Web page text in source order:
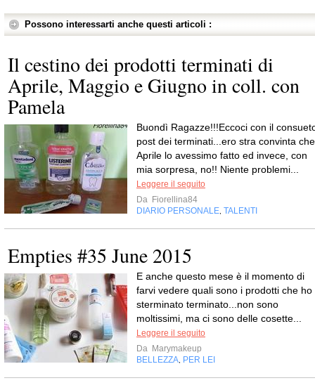
Possono interessarti anche questi articoli :
Il cestino dei prodotti terminati di
Aprile, Maggio e Giugno in coll. con
Pamela
Buondì Ragazze!!!Eccoci con il
post dei terminati...ero stra convinta che
Aprile lo avessimo fatto ed invece, con
mia sorpresa, no!! Niente problemi...
Leggere il seguito
Da Fiorellina84
DIARIO PERSONALE TALENTI
Empties #35 June 2015
E anche questo mese è il momento di
farvi vedere quali sono i prodotti che ho
sterminato terminato...non sono
moltissimi, ma ci sono delle cosette...
Leggere il seguito
Da Marymakeup
BELLEZZA PER LEI